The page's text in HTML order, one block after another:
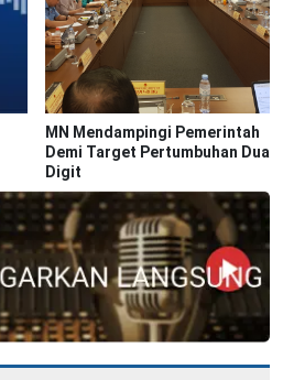
MN Mendampingi Pemerintah
Demi Target Pertumbuhan Dua
Digit